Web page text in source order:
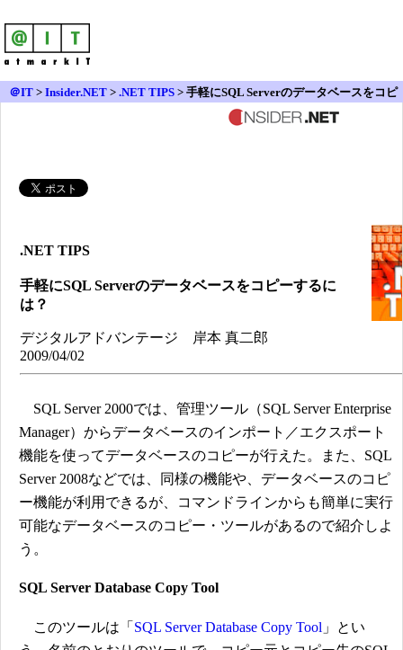
＠IT > Insider.NET > .NET TIPS > 手軽にSQL Serverのデータベースをコピ
.NET TIPS
手軽にSQL Serverのデータベースをコピーするに
は？
デジタルアドバンテージ 岸本 真二郎
2009/04/02
SQL Server 2000では、管理ツール（SQL Server Enterprise
Manager）からデータベースのインポート／エクスポート
機能を使ってデータベースのコピーが行えた。また、SQL
Server 2008などでは、同様の機能や、データベースのコピ
ー機能が利用できるが、コマンドラインからも簡単に実行
可能なデータベースのコピー・ツールがあるので紹介しよ
う。
SQL Server Database Copy Tool
このツールは「 SQL Server Database Copy Tool 」とい